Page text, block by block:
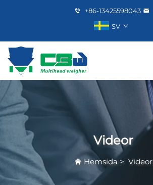
+86-13425598043
SV
Videor
Hemsida > Videor